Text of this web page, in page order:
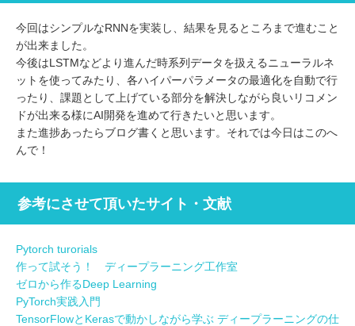
今回はシンプルなRNNを実装し、結果を見るところまで進むこと
が出来ました。
今後はLSTMなどより進んだ時系列データを扱えるニューラルネ
ットを使ってみたり、各ハイパーパラメータの最適化を自動で行
ったり、課題として上げている部分を解決しながら良いリコメン
ドが出来る様にAI開発を進めて行きたいと思います。
また進捗あったらブログ書くと思います。それでは今日はこのへ
んで！
参考にさせて頂いたサイト・文献
Pytorch turorials
作って試そう！ ディープラーニング工作室
ゼロから作るDeep Learning
PyTorch実践入門
TensorFlowとKerasで動かしながら学ぶ ディープラーニングの仕